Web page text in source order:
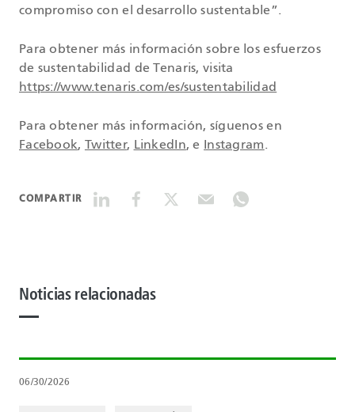
compromiso con el desarrollo sustentable”.
Para obtener más información sobre los esfuerzos
de sustentabilidad de Tenaris, visita
https://www.tenaris.com/es/sustentabilidad
Para obtener más información, síguenos en
Facebook, Twitter, LinkedIn, e Instagram.
COMPARTIR
Noticias relacionadas
06/30/2026